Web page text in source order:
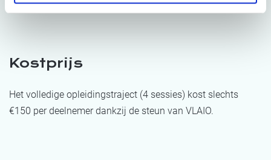
Kostprijs
Het volledige opleidingstraject (4 sessies) kost slechts
€150 per deelnemer dankzij de steun van VLAIO.